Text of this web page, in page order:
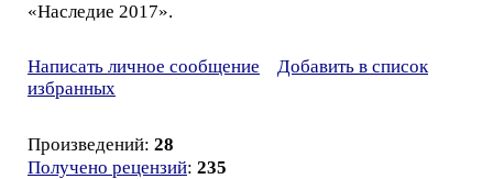
«Наследие 2017».
Написать личное сообщение
Добавить в список
избранных
Произведений: 28
Получено рецензий: 235